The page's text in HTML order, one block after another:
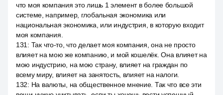
что моя компания это лишь 1 элемент в более большой
системе, например, глобальная экономика или
национальная экономика, или индустрия, в которую входит
моя компания.
131 : Так что-то, что делает моя компания, она не просто
влияет на мою же компанию, и мой кошелёк. Она влияет на
мою индустрию, на мою страну, влияет на граждан по
всему миру, влияет на занятость, влияет на налоги.
132: На валюты, на общественное мнение. Так что все эти